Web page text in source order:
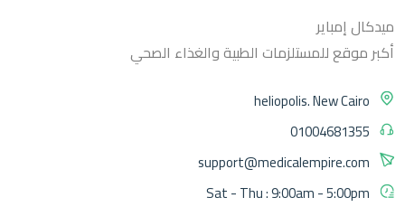
ميدكال إمباير
أكبر موقع للمستلزمات الطبية والغذاء الصحي
heliopolis. New Cairo
01004681355
support@medicalempire.com
Sat - Thu : 9:00am - 5:00pm